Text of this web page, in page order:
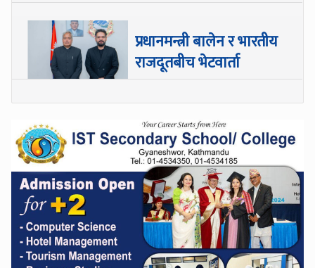
प्रधानमन्त्री बालेन र भारतीय
राजदूतबीच भेटवार्ता